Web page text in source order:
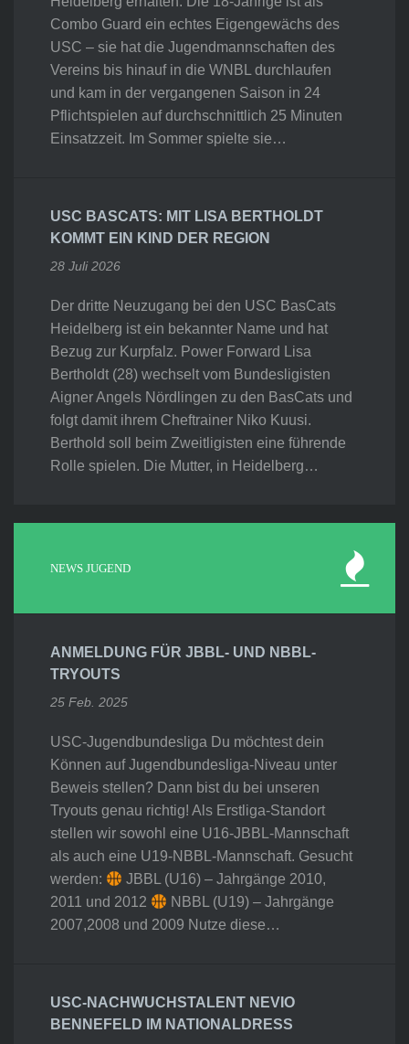
Combo Guard ein echtes Eigengewächs des
USC – sie hat die Jugendmannschaften des
Vereins bis hinauf in die WNBL durchlaufen
und kam in der vergangenen Saison in 24
Pflichtspielen auf durchschnittlich 25 Minuten
Einsatzzeit. Im Sommer spielte sie…
USC BASCATS: MIT LISA BERTHOLDT
KOMMT EIN KIND DER REGION
28 Juli 2026
Der dritte Neuzugang bei den USC BasCats
Heidelberg ist ein bekannter Name und hat
Bezug zur Kurpfalz. Power Forward Lisa
Bertholdt (28) wechselt vom Bundesligisten
Aigner Angels Nördlingen zu den BasCats und
folgt damit ihrem Cheftrainer Niko Kuusi.
Berthold soll beim Zweitligisten eine führende
Rolle spielen. Die Mutter, in Heidelberg…
NEWS JUGEND
ANMELDUNG FÜR JBBL- UND NBBL-
TRYOUTS
25 Feb. 2025
USC-Jugendbundesliga Du möchtest dein
Können auf Jugendbundesliga-Niveau unter
Beweis stellen? Dann bist du bei unseren
Tryouts genau richtig! Als Erstliga-Standort
stellen wir sowohl eine U16-JBBL-Mannschaft
als auch eine U19-NBBL-Mannschaft. Gesucht
werden:
JBBL (U16) – Jahrgänge 2010,
2011 und 2012
NBBL (U19) – Jahrgänge
2007,2008 und 2009 Nutze diese…
USC-NACHWUCHSTALENT NEVIO
BENNEFELD IM NATIONALDRESS